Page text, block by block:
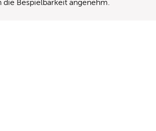
die Bespielbarkeit angenehm.